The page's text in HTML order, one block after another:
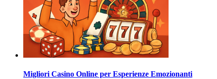
Migliori Casino Online per Esperienze Emozionanti